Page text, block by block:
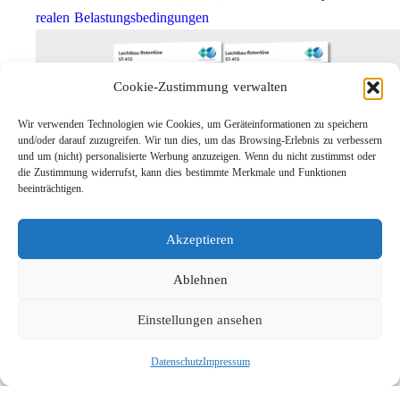
Cookie-Zustimmung verwalten
Wir verwenden Technologien wie Cookies, um Geräteinformationen zu speichern
und/oder darauf zuzugreifen. Wir tun dies, um das Browsing-Erlebnis zu verbessern
und um (nicht) personalisierte Werbung anzuzeigen. Wenn du nicht zustimmst oder
die Zustimmung widerrufst, kann dies bestimmte Merkmale und Funktionen
beeinträchtigen.
Akzeptieren
Ablehnen
Einstellungen ansehen
DatenschutzImpressum
realen Belastungsbedingungen
Links
Suche